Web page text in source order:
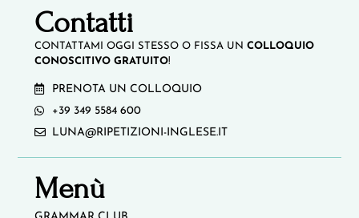
Contatti
CONTATTAMI OGGI STESSO O FISSA UN COLLOQUIO
CONOSCITIVO GRATUITO!
PRENOTA UN COLLOQUIO
+39 349 5584 600
LUNA@RIPETIZIONI-INGLESE.IT
Menù